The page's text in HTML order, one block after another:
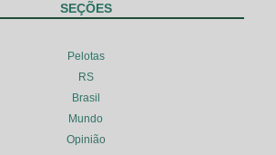
SEÇÕES
Pelotas
RS
Brasil
Mundo
Opinião